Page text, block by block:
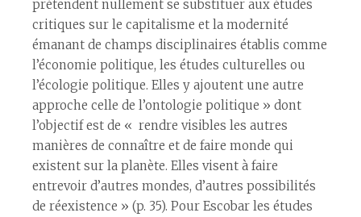
prétendent nullement se substituer aux études
critiques sur le capitalisme et la modernité
émanant de champs disciplinaires établis comme
l’économie politique, les études culturelles ou
l’écologie politique. Elles y ajoutent une autre
approche celle de l’ontologie politique » dont
l’objectif est de « rendre visibles les autres
manières de connaître et de faire monde qui
existent sur la planète. Elles visent à faire
entrevoir d’autres mondes, d’autres possibilités
de réexistence » (p. 35). Pour Escobar les études